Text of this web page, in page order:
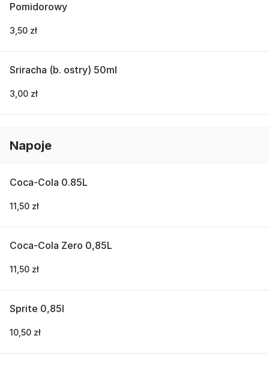
Pomidorowy
3,50 zł
Sriracha (b. ostry) 50ml
3,00 zł
Napoje
Coca-Cola 0.85L
11,50 zł
Coca-Cola Zero 0,85L
11,50 zł
Sprite 0,85l
10,50 zł